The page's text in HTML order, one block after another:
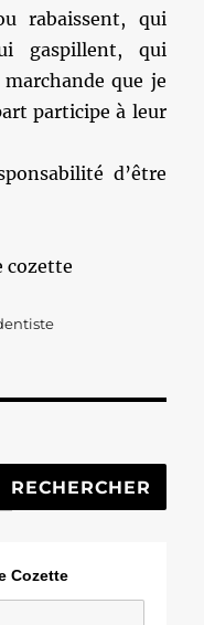
rabaissent, qui
gaspillent, qui
que je
participe à leur
d’être
cozette
RECHERCHER
Cozette